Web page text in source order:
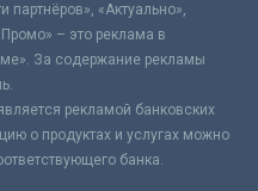
«Актуально»,
– это реклама в
За содержание рекламы
рекламой банковских
о продуктах и услугах можно
банка.